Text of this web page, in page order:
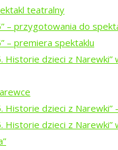
teatralny
– przygotowania do
– premiera spektaklu
Historie dzieci z Narewki”
Historie dzieci z Narewki”
Historie dzieci z Narewki”
Rezydencji
2023
Rezydencji